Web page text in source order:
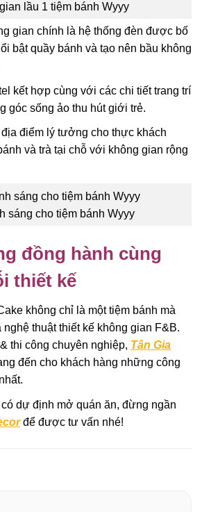
lầu 1 tiệm bánh Wyyy
gian chính là hệ thống đèn được bố
bật quầy bánh và tạo nên bầu không
kết hợp cùng với các chi tiết trang trí
góc sống ảo thu hút giới trẻ.
điểm lý tưởng cho thực khách
và trà tại chỗ với không gian rộng
sáng cho tiệm bánh Wyyy
đồng hành cùng
thiết kế
không chỉ là một tiệm bánh mà
thuật thiết kế không gian F&B.
thi công chuyên nghiệp, Tân Gia
đến cho khách hàng những công
dự định mở quán ăn, đừng ngần
để được tư vấn nhé!